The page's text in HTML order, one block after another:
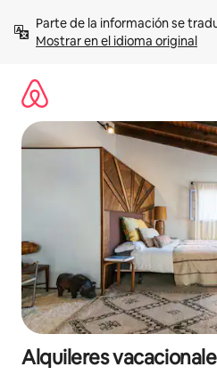
contenidoMostrar en el idioma original
Alquileres